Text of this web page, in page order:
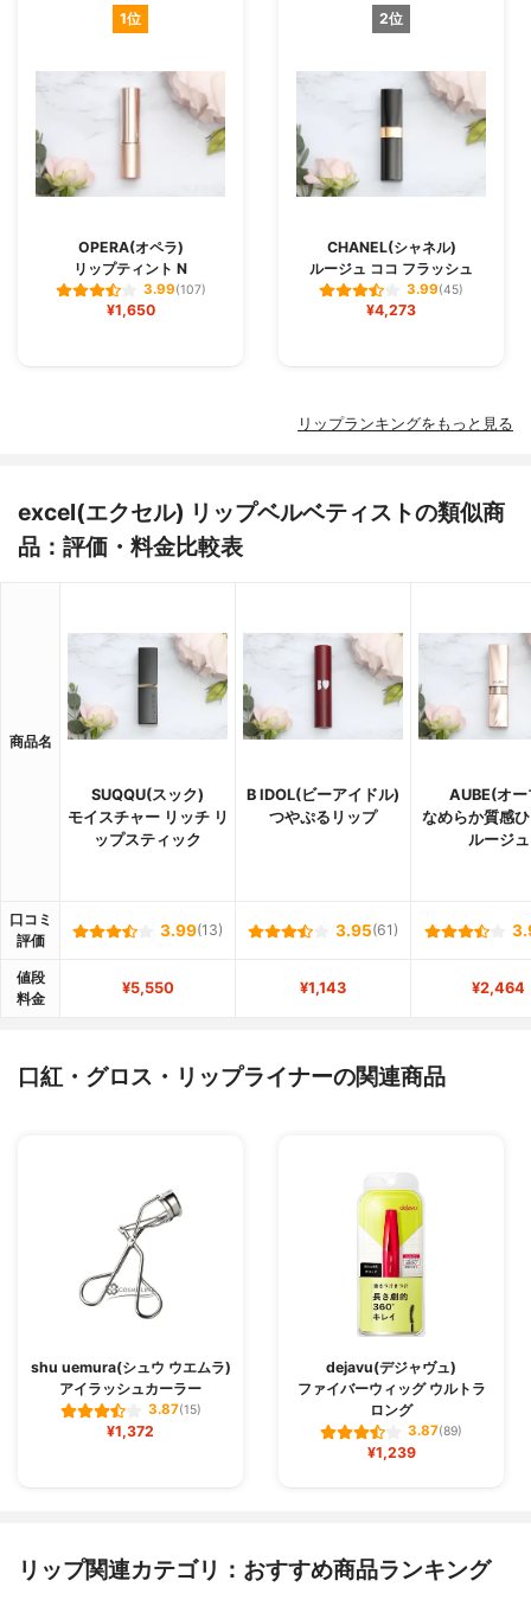
1位
OPERA(オペラ)
リップティント N
3.99(107)
¥1,650
2位
CHANEL(シャネル)
ルージュ ココ フラッシュ
3.99(45)
¥4,273
リップランキングをもっと見る
excel(エクセル) リップベルベティストの類似商
品：評価・料金比較表
商品名
SUQQU(スック)
モイスチャー リッチ リ
ップスティック
B IDOL(ビーアイドル)
つやぷるリップ
AUBE(オー
なめらか質感
ルージュ
口コミ
評価
3.99(13) 3.95(61)
値段
料金
¥5,550 ¥1,143 ¥2,464
口紅・グロス・リップライナーの関連商品
shu uemura(シュウ ウエムラ)
アイラッシュカーラー
3.87(15)
¥1,372
dejavu(デジャヴュ)
ファイバーウィッグ ウルトラ
ロング
3.87(89)
¥1,239
リップ関連カテゴリ：おすすめ商品ランキング